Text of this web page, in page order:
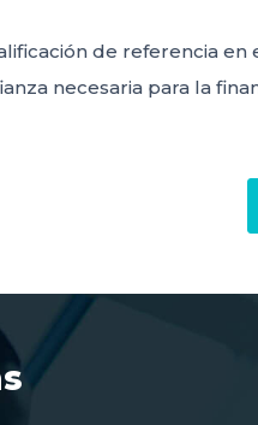
de referencia
necesaria para la